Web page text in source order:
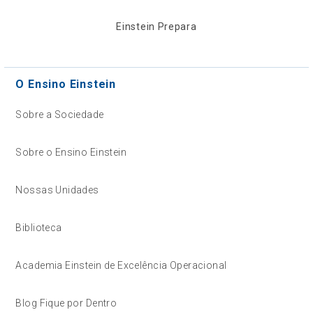
Einstein Prepara
O Ensino Einstein
Sobre a Sociedade
Sobre o Ensino Einstein
Nossas Unidades
Biblioteca
Academia Einstein de Excelência Operacional
Blog Fique por Dentro